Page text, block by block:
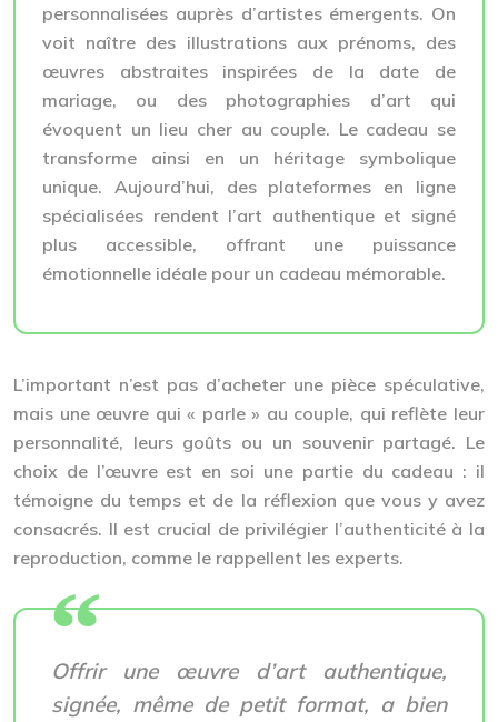
personnalisées auprès d’artistes émergents. On
voit naître des illustrations aux prénoms, des
œuvres abstraites inspirées de la date de
mariage, ou des photographies d’art qui
évoquent un lieu cher au couple. Le cadeau se
transforme ainsi en un héritage symbolique
unique. Aujourd’hui, des plateformes en ligne
spécialisées rendent l’art authentique et signé
plus accessible, offrant une puissance
émotionnelle idéale pour un cadeau mémorable.
L’important n’est pas d’acheter une pièce spéculative,
mais une œuvre qui « parle » au couple, qui reflète leur
personnalité, leurs goûts ou un souvenir partagé. Le
choix de l’œuvre est en soi une partie du cadeau : il
témoigne du temps et de la réflexion que vous y avez
consacrés. Il est crucial de privilégier l’authenticité à la
reproduction, comme le rappellent les experts.
Offrir une œuvre d’art authentique,
signée, même de petit format, a bien